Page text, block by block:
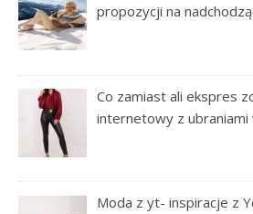
propozycji na
Co zamiast ali ekspres
internetowy z ubraniami
Moda z yt- inspiracje z